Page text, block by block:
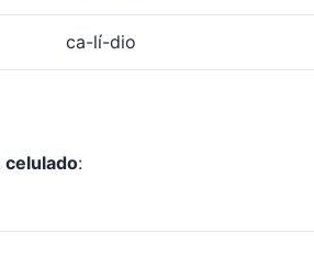
ca-lí-dio
celulado: